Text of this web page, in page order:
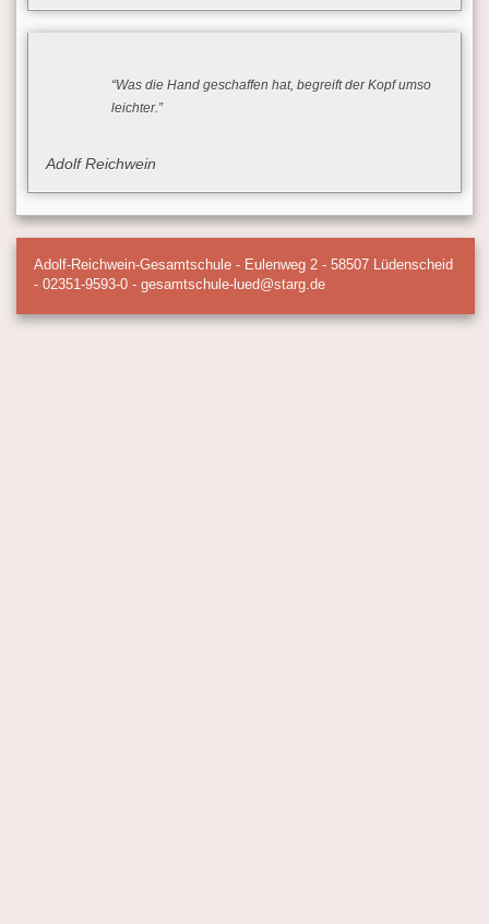
“Was die Hand geschaffen hat, begreift der Kopf umso
leichter.”
Adolf Reichwein
Adolf-Reichwein-Gesamtschule - Eulenweg 2 - 58507 Lüdenscheid
- 02351-9593-0 - gesamtschule-lued@starg.de